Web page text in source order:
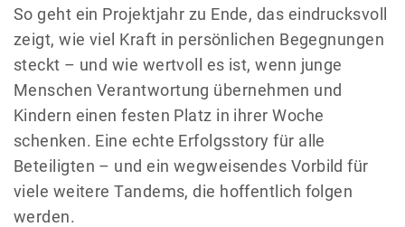
So geht ein Projektjahr zu Ende, das eindrucksvoll
zeigt, wie viel Kraft in persönlichen Begegnungen
steckt – und wie wertvoll es ist, wenn junge
Menschen Verantwortung übernehmen und
Kindern einen festen Platz in ihrer Woche
schenken. Eine echte Erfolgsstory für alle
Beteiligten – und ein wegweisendes Vorbild für
viele weitere Tandems, die hoffentlich folgen
werden.